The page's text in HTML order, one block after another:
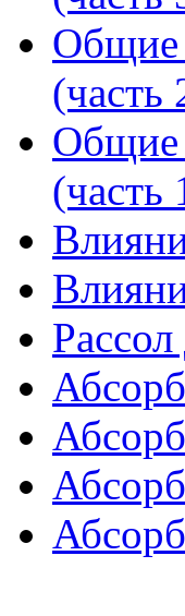
Общие
(часть
Общие
(часть